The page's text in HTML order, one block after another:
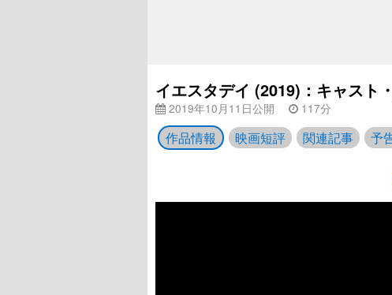
イエスタデイ (2019)：キャスト
2019年10月11日公開 117分
作品情報 映画短評 関連記事 予